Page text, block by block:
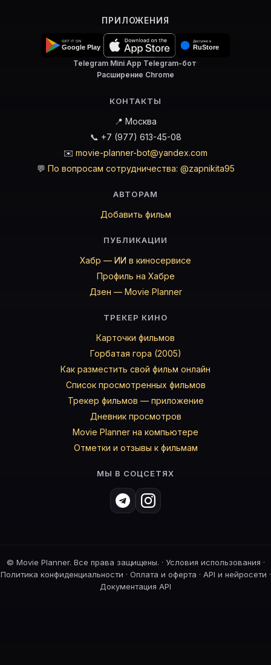
ПРИЛОЖЕНИЯ
Telegram Mini App·Telegram-бот·
Расширение Chrome
КОНТАКТЫ
📍 Москва
📞 +7 (977) 613-45-08
✉️ movie-planner-bot@yandex.com
💬 По вопросам сотрудничества: @zapnikita95
АВТОРАМ
Добавить фильм
ПУБЛИКАЦИИ
Хабр — ИИ в киносервисе
Профиль на Хабре
Дзен — Movie Planner
ТРЕКЕР КИНО
Карточки фильмов
Горбатая гора (2005)
Как разместить свой фильм онлайн
Список просмотренных фильмов
Трекер фильмов — приложение
Дневник просмотров
Movie Planner на компьютере
Отметки и отзывы к фильмам
МЫ В СОЦСЕТЯХ
© Movie Planner. Все права защищены. · Условия использования ·
Политика конфиденциальности · Оплата и оферта · API и нейросети ·
Документация API